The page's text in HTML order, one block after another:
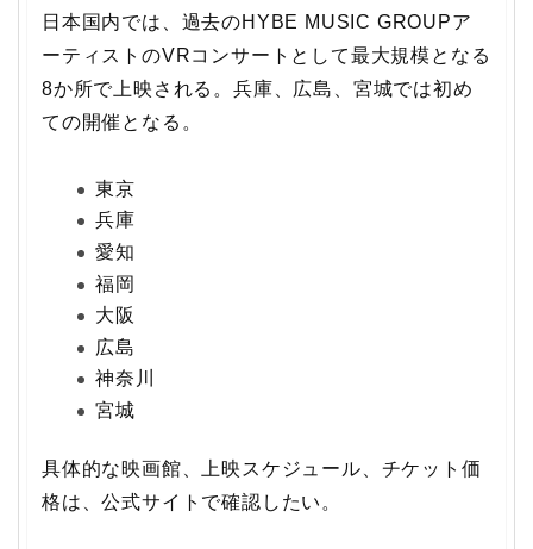
日本国内では、過去のHYBE MUSIC GROUPア
ーティストのVRコンサートとして最大規模となる
8か所で上映される。兵庫、広島、宮城では初め
ての開催となる。
東京
兵庫
愛知
福岡
大阪
広島
神奈川
宮城
具体的な映画館、上映スケジュール、チケット価
格は、公式サイトで確認したい。